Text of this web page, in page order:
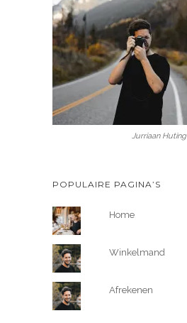
Jurriaan Huting
POPULAIRE PAGINA’S
Home
Winkelmand
Afrekenen